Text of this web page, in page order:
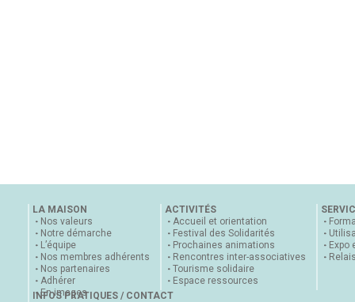
LA MAISON
Nos valeurs
Notre démarche
L’équipe
Nos membres adhérents
Nos partenaires
Adhérer
En images
ACTIVITÉS
Accueil et orientation
Festival des Solidarités
Prochaines animations
Rencontres inter-associatives
Tourisme solidaire
Espace ressources
Expo
INFOS PRATIQUES / CONTACT